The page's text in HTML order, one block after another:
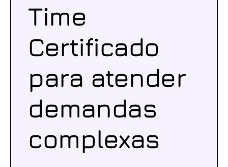
Time
Certificado
para atender
demandas
complexas